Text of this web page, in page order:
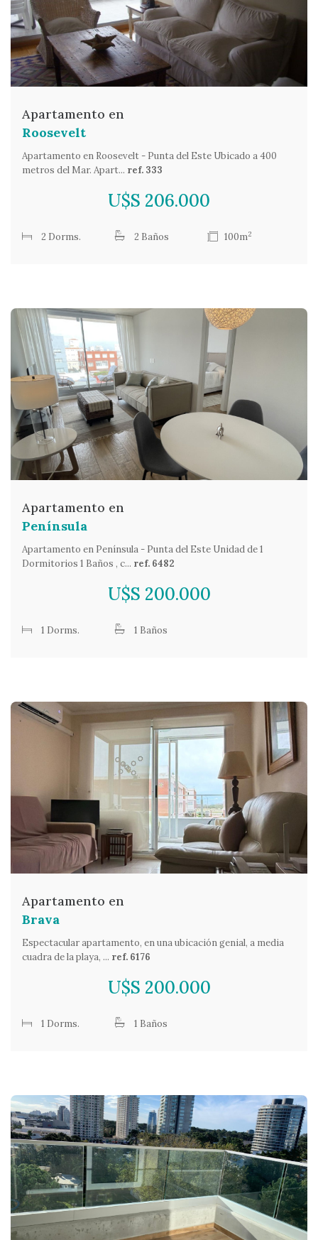
Apartamento en
Roosevelt
Apartamento en Roosevelt - Punta del Este Ubicado a 400
metros del Mar. Apart... ref. 333
U$S 206.000
2 Dorms. 2 Baños 100m2
Apartamento en
Península
Apartamento en Península - Punta del Este Unidad de 1
Dormitorios 1 Baños , c... ref. 6482
U$S 200.000
1 Dorms. 1 Baños
Apartamento en
Brava
Espectacular apartamento, en una ubicación genial, a media
cuadra de la playa, ... ref. 6176
U$S 200.000
1 Dorms. 1 Baños